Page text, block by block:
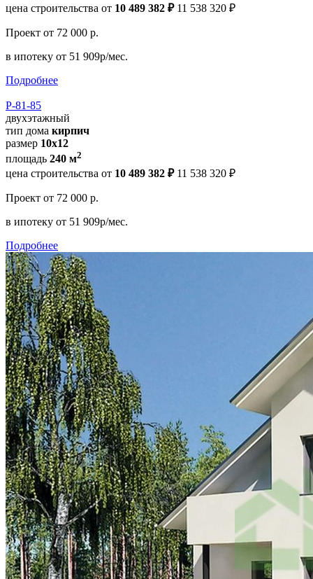
цена строительства от 10 489 382 ₽ 11 538 320 ₽
Проект от 72 000 р.
в ипотеку от 51 909р/мес.
Подробнее
Р-81-85
двухэтажный
тип дома кирпич
размер 10x12
площадь 240 м2
цена строительства от 10 489 382 ₽ 11 538 320 ₽
Проект от 72 000 р.
в ипотеку от 51 909р/мес.
Подробнее